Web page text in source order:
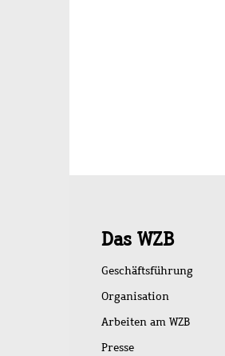
Schnellzugriff
Das WZB
Geschäftsführung
Organisation
Arbeiten am WZB
Presse